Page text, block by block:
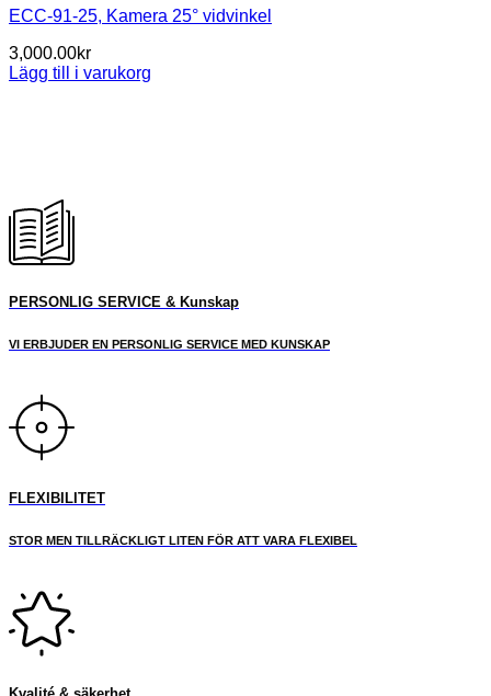
ECC-91-25, Kamera 25° vidvinkel
3,000.00kr
Lägg till i varukorg
PERSONLIG SERVICE & Kunskap
VI ERBJUDER EN PERSONLIG SERVICE MED KUNSKAP
FLEXIBILITET
STOR MEN TILLRÄCKLIGT LITEN FÖR ATT VARA FLEXIBEL